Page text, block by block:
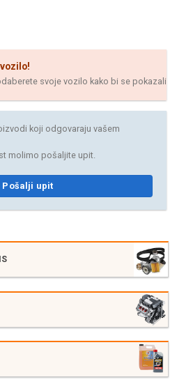
svoje vozilo kako bi se pokazali
koji odgovaraju vašem
molimo pošaljite upit.
Pošalji upit